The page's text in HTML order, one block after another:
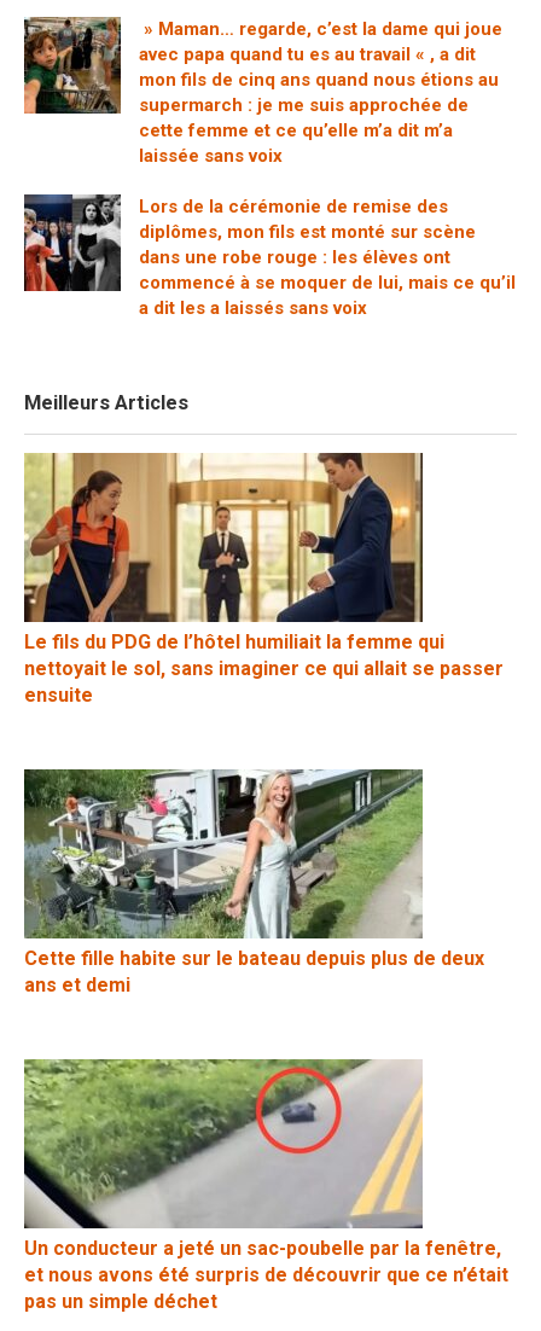
» Maman… regarde, c’est la dame qui joue
avec papa quand tu es au travail « , a dit
mon fils de cinq ans quand nous étions au
supermarch : je me suis approchée de
cette femme et ce qu’elle m’a dit m’a
laissée sans voix
Lors de la cérémonie de remise des
diplômes, mon fils est monté sur scène
dans une robe rouge : les élèves ont
commencé à se moquer de lui, mais ce qu’il
a dit les a laissés sans voix
Meilleurs Articles
Le fils du PDG de l’hôtel humiliait la femme qui
nettoyait le sol, sans imaginer ce qui allait se passer
ensuite
Cette fille habite sur le bateau depuis plus de deux
ans et demi
Un conducteur a jeté un sac-poubelle par la fenêtre,
et nous avons été surpris de découvrir que ce n’était
pas un simple déchet